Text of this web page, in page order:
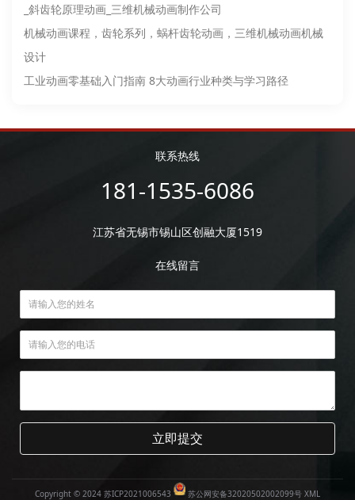
_斜齿轮原理动画_三维机械动画制作公司
机械动画课程，齿轮系列，蜗杆齿轮动画，三维机械动画机械
设计
工业动画零基础入门指南 8大动画行业种类与学习路径
联系热线
181-1535-6086
江苏省无锡市锡山区创融大厦1519
在线留言
立即提交
Copyright © 2024 苏ICP2021006543 苏公网安备32020502002099号 XML